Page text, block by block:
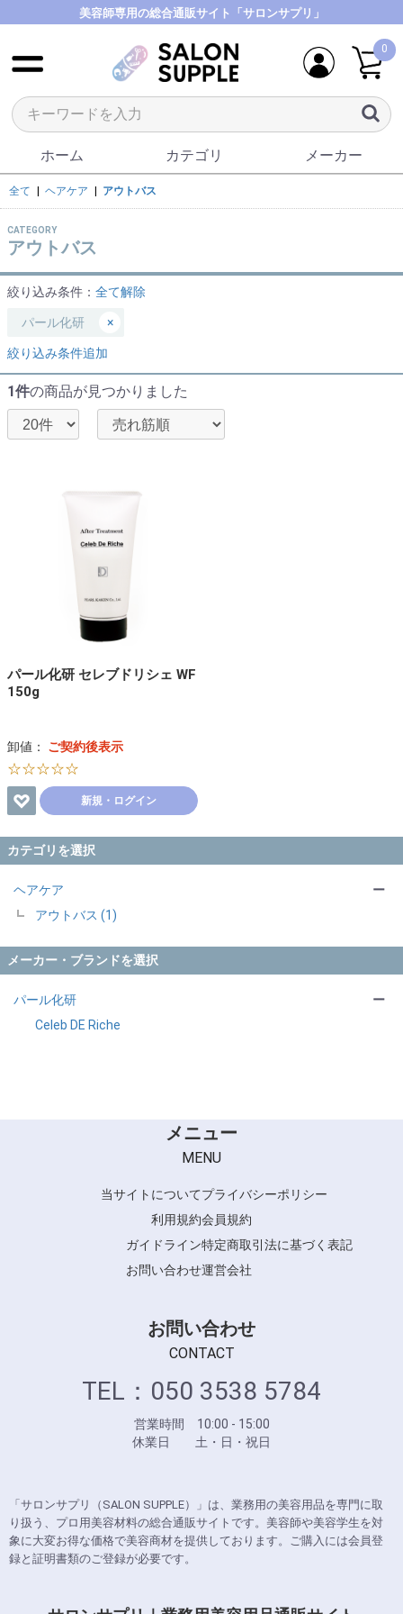
美容師専用の総合通販サイト「サロンサプリ」
0
ホーム カテゴリ メーカー
カテゴリを選択
ヘアケア
アウトバス (1)
ー
メーカー・ブランドを選択
パール化研
Celeb DE Riche
ー
全て ヘアケア アウトバス
CATEGORY
アウトバス
絞り込み条件： 全て解除
パール化研 ×
絞り込み条件追加
1件の商品が見つかりました
パール化研 セレブドリシェ WF
150g
卸値： ご契約後表示
☆☆☆☆☆
新規・ログイン
メニュー
MENU
当サイトについてプライバシーポリシー
利用規約会員規約
ガイドライン特定商取引法に基づく表記
お問い合わせ運営会社
お問い合わせ
CONTACT
TEL：050 3538 5784
営業時間 10:00 - 15:00
休業日 土・日・祝日
「サロンサプリ（SALON SUPPLE）」は、業務用の美容用品を専門に取
り扱う、プロ用美容材料の総合通販サイトです。美容師や美容学生を対
象に大変お得な価格で美容商材を提供しております。ご購入には会員登
録と証明書類のご登録が必要です。